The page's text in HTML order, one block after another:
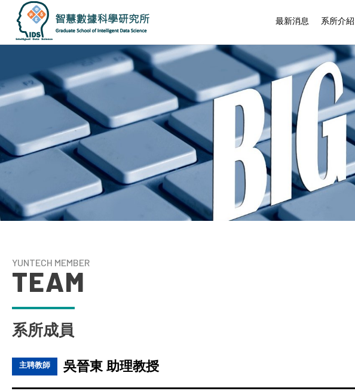
國
立
雲
林
科
技
大
學
據
科
學
研
所
最新消息 系所介紹
YUNTECH MEMBER
TEAM
系所成員
主聘教師 吳晉東 助理教授